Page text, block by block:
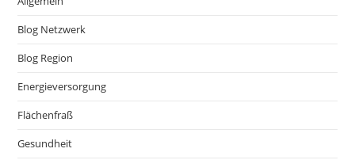
Blog Netzwerk
Blog Region
Energieversorgung
Flächenfraß
Gesundheit